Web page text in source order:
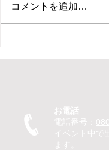
ト ピエロ】保育園
に
コメントを追加…
お電話
電話番号：
イベント中で
ます。